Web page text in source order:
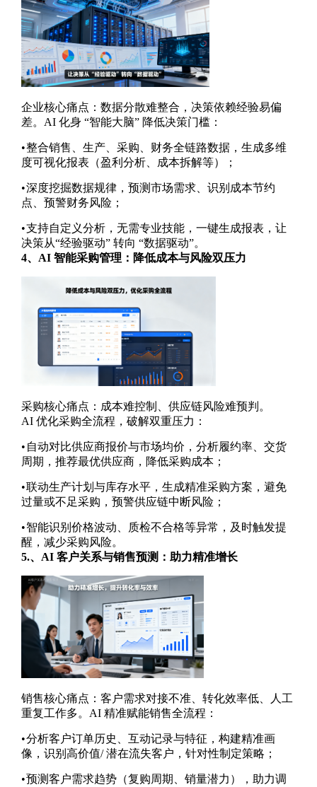
企业核心痛点：数据分散难整合，决策依赖经验易偏
差。 AI 化身 “智能大脑” 降低决策门槛：
•整合销售、生产、采购、财务全链路数据，生成多维
度可视化报表（盈利分析、成本拆解等）；
•深度挖掘数据规律，预测市场需求、识别成本节约
点、预警财务风险；
•支持自定义分析，无需专业技能，一键生成报表，让
决策从“经验驱动” 转向 “数据驱动”。
4、 AI 智能采购管理：降低成本与风险双压力
采购核心痛点：成本难控制、供应链风险难预判。
AI 优化采购全流程，破解双重压力：
• 自动对比供应商报价与市场均价，分析履约率、交货
周期，推荐最优供应商，降低采购成本；
•联动生产计划与库存水平，生成精准采购方案，避免
过量或不足采购，预警供应链中断风险；
•智能识别价格波动、质检不合格等异常，及时触发提
醒，减少采购风险。
5.、 AI 客户关系与销售预测：助力精准增长
销售核心痛点：客户需求对接不准、转化效率低、人工
重复工作多。 AI 精准赋能销售全流程：
•分析客户订单历史、互动记录与特征，构建精准画
像，识别高价值/潜在流失客户，针对性制定策略；
•预测客户需求趋势（复购周期、销量潜力），助力调